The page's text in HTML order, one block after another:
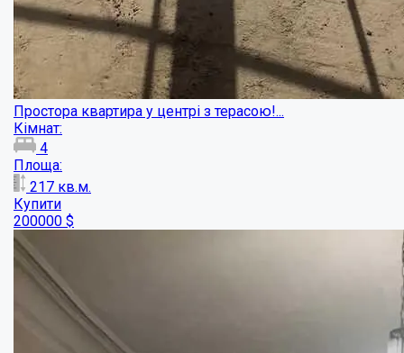
Продаж 3 кімнати з 4 -х кімнатноі кварт...
Кімнат:
4
Площа:
96кв.м.
Купити
25000